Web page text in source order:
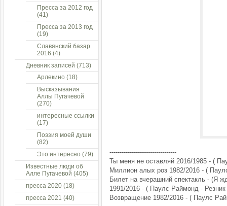
---------------------------------
Ты меня не оставляй 2016/1985 - (
Миллион алых роз 1982/2016 - (
Билет на вчерашний спектакль - (Я
1991/2016 - ( Паулс Раймонд -
Возвращение 1982/2016 - ( Паулс
Пресса за 2012 год
(41)
Пресса за 2013 год
(19)
Славянский базар
2016 (4)
Дневник записей (713)
Арлекино (18)
Высказывания
Аллы Пугачевой
(270)
интересные ссылки
(17)
Поэзия моей души
(82)
Это интересно (79)
Известные люди об
Алле Пугачевой (405)
пресса 2020 (18)
пресса 2021 (40)